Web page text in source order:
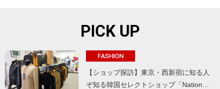
PICK UP
FASHION
【ショップ探訪】東京・西新宿に知る人
ぞ知る韓国セレクトショップ「Nation…